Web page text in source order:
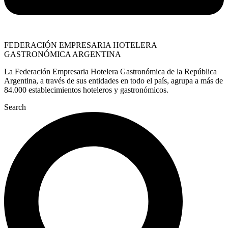
FEDERACIÓN EMPRESARIA HOTELERA
GASTRONÓMICA ARGENTINA
La Federación Empresaria Hotelera Gastronómica de la República
Argentina, a través de sus entidades en todo el país, agrupa a más de
84.000 establecimientos hoteleros y gastronómicos.
Search